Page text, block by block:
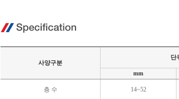
사양구분
단
mm
층 수 14~52